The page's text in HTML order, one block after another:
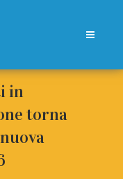
in
torna